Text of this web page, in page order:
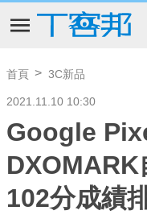
首頁 3C新品
2021.11.10 10:30
Google
DXOMARK
102分成績